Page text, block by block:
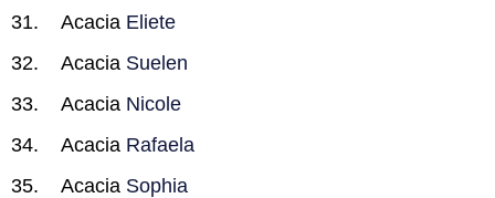
Acacia Eliete
Acacia Suelen
Acacia Nicole
Acacia Rafaela
Acacia Sophia